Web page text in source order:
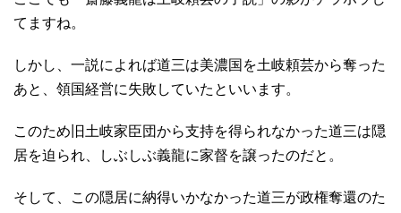
てますね。
しかし、一説によれば道三は美濃国を土岐頼芸から奪った
あと、領国経営に失敗していたといいます。
このため旧土岐家臣団から支持を得られなかった道三は隠
居を迫られ、しぶしぶ義龍に家督を譲ったのだと。
そして、この隠居に納得いかなかった道三が政権奪還のた